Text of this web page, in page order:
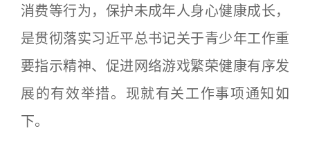
消费等行为，保护未成年人身心健康成长，
是贯彻落实习近平总书记关于青少年工作重
要指示精神、促进网络游戏繁荣健康有序发
展的有效举措。现就有关工作事项通知如
下。